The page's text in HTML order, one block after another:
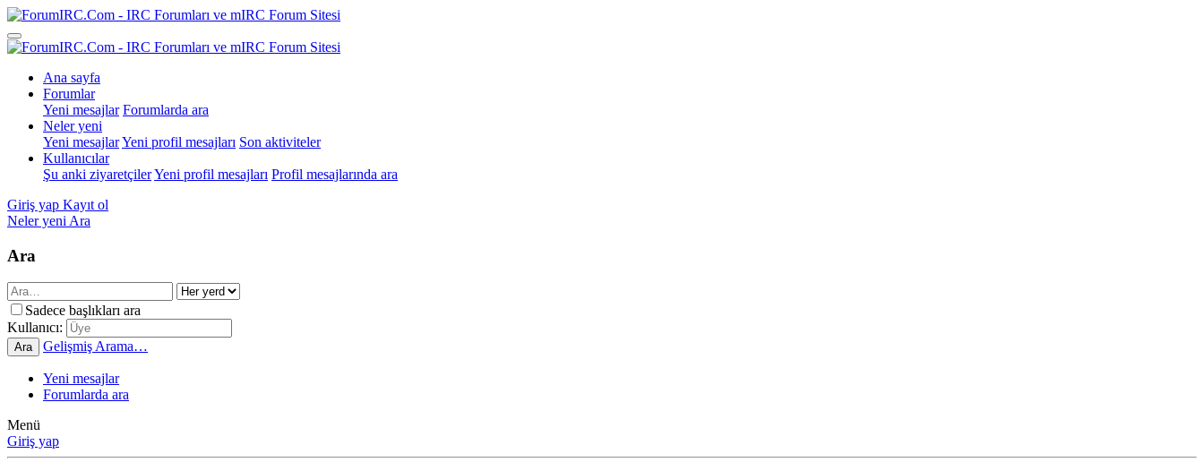
Ana sayfa
Forumlar
Yeni mesajlar Forumlarda ara
Neler yeni
Yeni mesajlarYeni profil mesajları Son aktiviteler
Kullanıcılar
Şu anki ziyaretçilerYeni profil mesajları Profil mesajlarında ara
Giriş yap Kayıt ol
Neler yeni Ara
Ara
Sadece başlıkları ara
Kullanıcı:
Ara Gelişmiş Arama…
Yeni mesajlar
Forumlarda ara
Menü
Giriş yap